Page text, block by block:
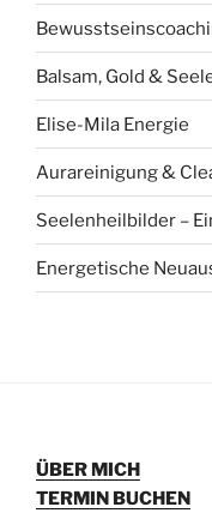
Balsam, Gold &
Elise-Mila Energie
Aurareinigung &
Seelenheilbilder –
Energetische
ÜBER MICH
TERMIN BUCHEN